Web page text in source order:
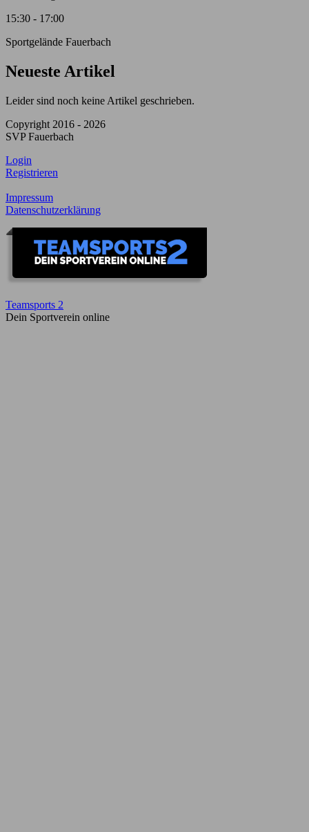
15:30 - 17:00
Sportgelände Fauerbach
Neueste Artikel
Leider sind noch keine Artikel geschrieben.
Copyright 2016 - 2026
SVP Fauerbach
Login
Registrieren
Impressum
Datenschutzerklärung
Teamsports 2
Dein Sportverein online